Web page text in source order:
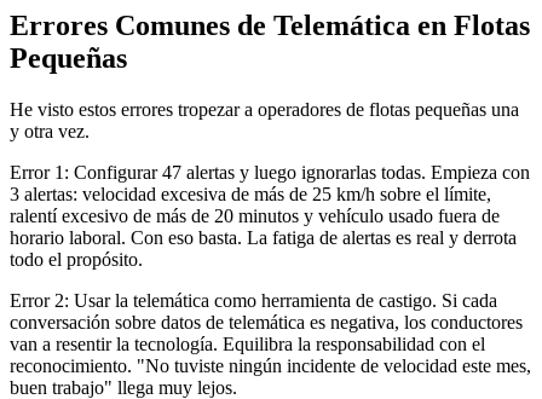
Errores Comunes de Telemática en Flotas
Pequeñas
He visto estos errores tropezar a operadores de flotas pequeñas una
y otra vez.
Error 1: Configurar 47 alertas y luego ignorarlas todas. Empieza con
3 alertas: velocidad excesiva de más de 25 km/h sobre el límite,
ralentí excesivo de más de 20 minutos y vehículo usado fuera de
horario laboral. Con eso basta. La fatiga de alertas es real y derrota
todo el propósito.
Error 2: Usar la telemática como herramienta de castigo. Si cada
conversación sobre datos de telemática es negativa, los conductores
van a resentir la tecnología. Equilibra la responsabilidad con el
reconocimiento. "No tuviste ningún incidente de velocidad este mes,
buen trabajo" llega muy lejos.